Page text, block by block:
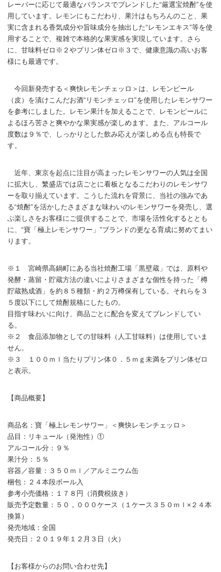
レーバーに応じて最適なバランスでブレンドした“厳選宝焼酎”を使
用しています。レモンにもこだわり、果汁はもちろんのこと、果
実に含まれる香気成分や旨味成分を抽出した“レモンエキス”等を使
用することで、複雑で本格的な果実感を実現しています。さら
に、甘味料ゼロ※２やプリン体ゼロ※３で、健康意識の高いお客
様にも最適です。
今回新発売する＜爽快レモンチェッロ＞は、レモンピール
（皮）を漬けこんだお酒“リモンチェッロ”を使用したレモンサワー
を参考にしました。レモン果汁を加えることで、レモンピールに
よるほろ苦さと爽やかな果実感が楽しめます。また、アルコール
度数は９％で、しっかりとした飲み応えが楽しめる点も特長で
す。
近年、東京を起点に注目が高まったレモンサワーの人気は全国
に拡大し、繁盛店では店ごとに看板となるこだわりのレモンサワ
ーを取り揃えています。こうした流れを背景に、当社の強みであ
る“焼酎”を活かしたさまざまな味わいのレモンサワーを発売し、選
ぶ楽しさをお客様にご提供することで、市場を活性化するととも
に、“寶「極上レモンサワー」”ブランドの更なる育成に努めてまい
ります。
※１ 宮崎県高鍋町にある当社焼酎工場「黒壁蔵」では、原料や
発酵・蒸留・貯蔵方法の違いによりさまざまな個性を持った「樽
貯蔵熟成酒」を約８５種類・約２万樽保有している。それらを３
５度以下にして焼酎規格にしたもの。
目指す味わいに向け、商品ごとに配合を変えてブレンドしてい
る。
※２ 食品添加物としての甘味料（人工甘味料）は使用していま
せん。
※３ １００ｍｌ当たりプリン体０．５ｍｇ未満をプリン体ゼロ
と表示。
【商品概要】
商品名：寶「極上レモンサワー」＜爽快レモンチェッロ＞
品目：リキュール（発泡性）①
アルコール分：９％
果汁分：５％
容器／容量：３５０ｍｌ／アルミニウム缶
梱包：２４本段ボール入
参考小売価格：１７８円（消費税抜き）
販売予定数量：５０，０００ケース（１ケース３５０ｍｌ×２４本
換算）
発売地域：全国
発売日：２０１９年１２月３日（火）
【お客様からのお問い合わせ先】